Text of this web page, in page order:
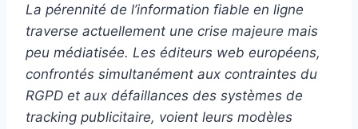
La pérennité de l’information fiable en ligne
traverse actuellement une crise majeure mais
peu médiatisée. Les éditeurs web européens,
confrontés simultanément aux contraintes du
RGPD et aux défaillances des systèmes de
tracking publicitaire, voient leurs modèles